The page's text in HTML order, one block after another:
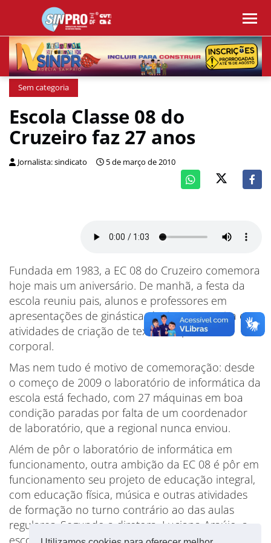
Sem categoria
Escola Classe 08 do
Cruzeiro faz 27 anos
Jornalista: sindicato 5 de março de 2010
Fundada em 1983, a EC 08 do Cruzeiro comemora
hoje mais um aniversário. De manhã, a festa da
escola reuniu pais, alunos e professores em
apresentações de ginástica rítmica e capoeira e
atividades de criação de texto e expressão
corporal.
Mas nem tudo é motivo de comemoração: desde
o começo de 2009 o laboratório de informática da
escola está fechado, com 27 máquinas em boa
condição paradas por falta de um coordenador
de laboratório, que a regional nunca enviou.
Além de pôr o laboratório de informática em
funcionamento, outra ambição da EC 08 é pôr em
funcionamento seu projeto de educação integral,
com educação física, música e outras atividades
de formação no turno contrário ao das aulas
regulares. Segundo a diretora, Luciana Araújo, a
escola deve estar pronta para receber os alunos a